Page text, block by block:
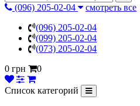
(096) 205-02-04
смотреть все
(096) 205-02-04
(099) 205-02-04
(073) 205-02-04
0 грн
0
Список категорий